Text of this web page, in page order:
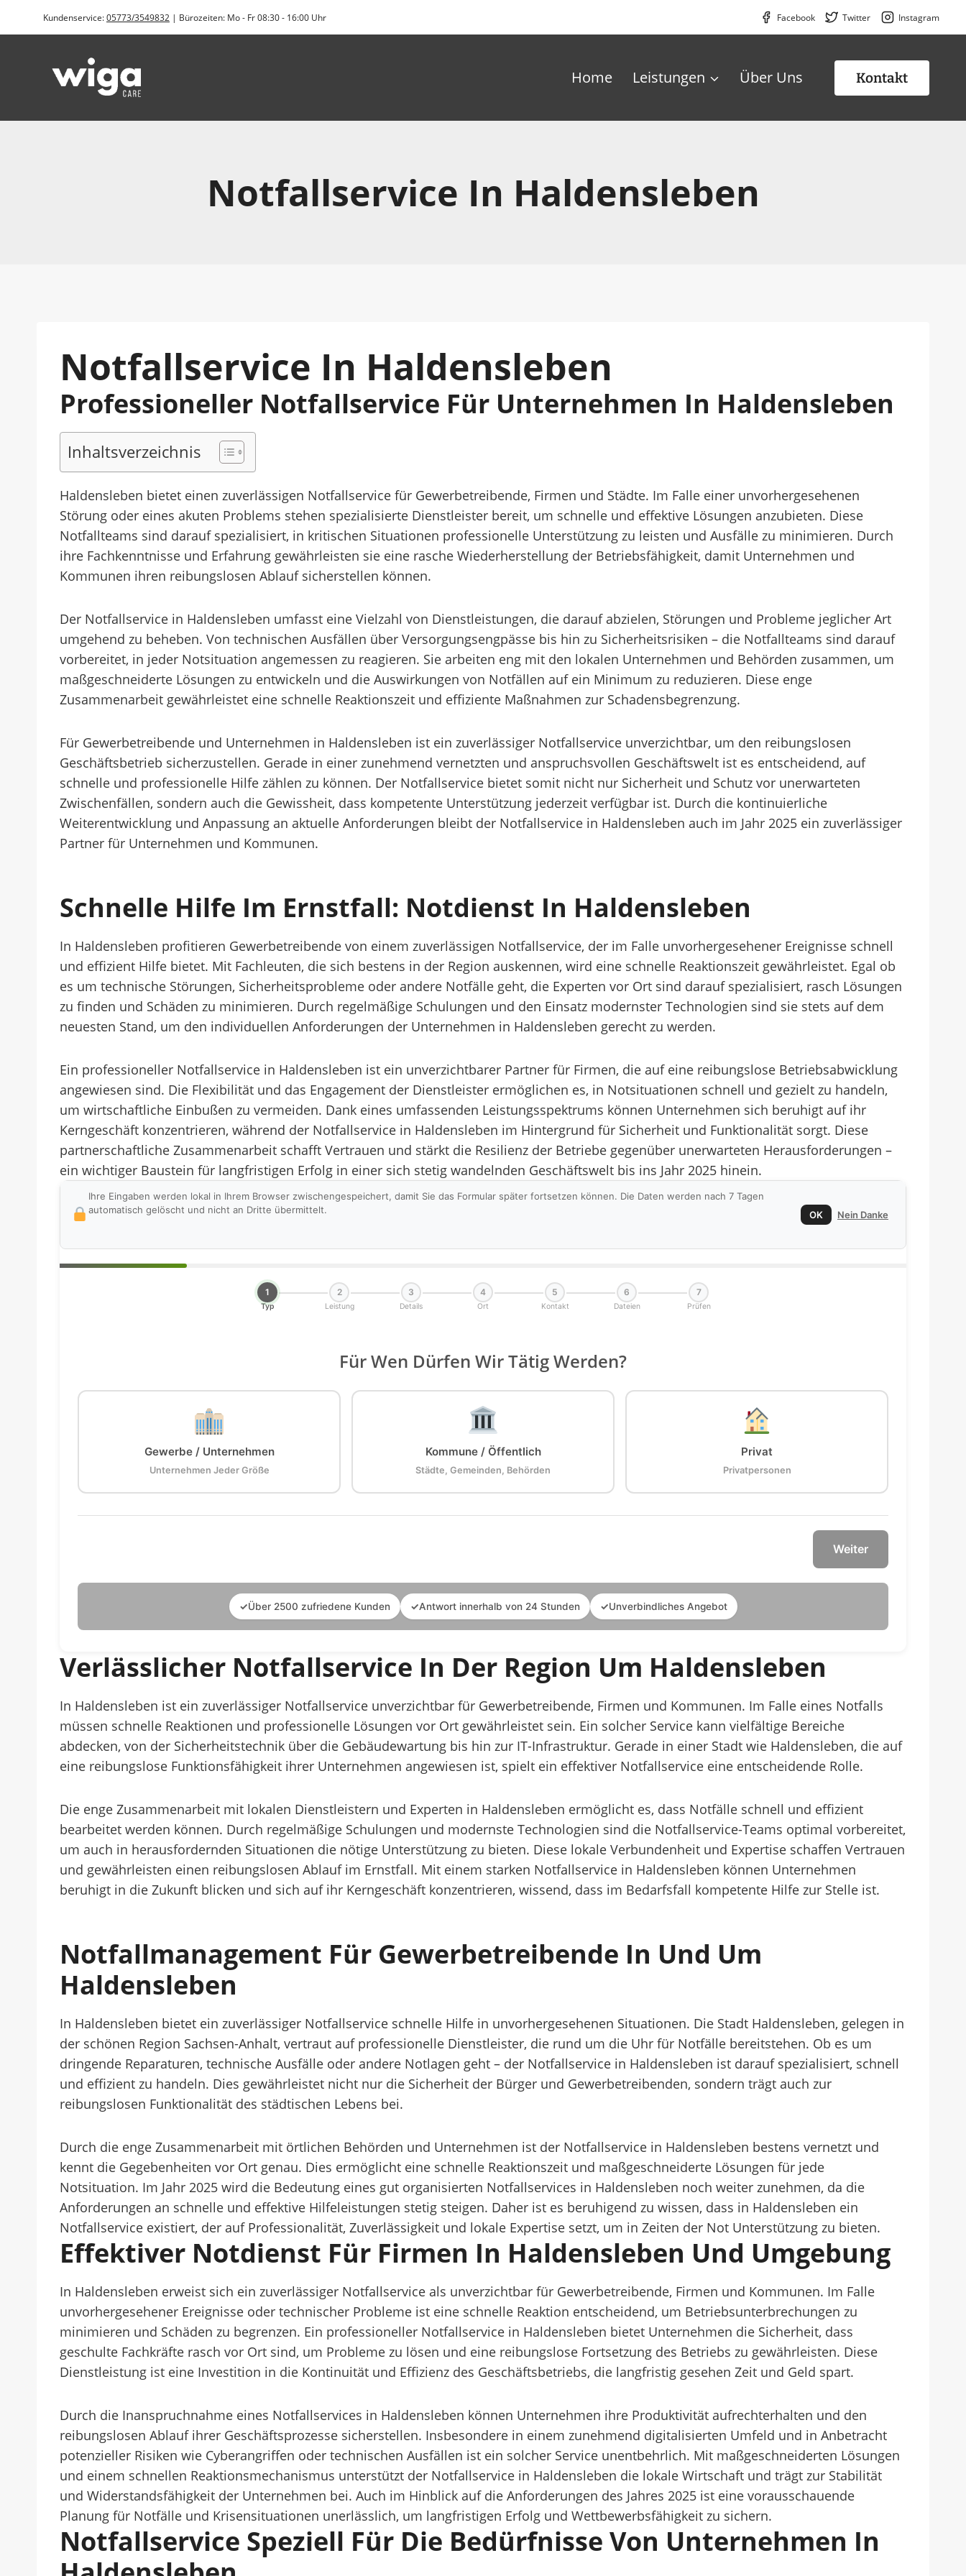
Kundenservice:05773/3549832 | Bürozeiten: Mo - Fr 08:30 - 16:00 Uhr Facebook Twitter Instagram
Home Leistungen Über Uns Kontakt
Notfallservice In Haldensleben
Notfallservice In Haldensleben
Professioneller Notfallservice Für Unternehmen In Haldensleben
Inhaltsverzeichnis
Haldensleben bietet einen zuverlässigen Notfallservice für Gewerbetreibende, Firmen und Städte. Im Falle einer unvorhergesehenen
Störung oder eines akuten Problems stehen spezialisierte Dienstleister bereit, um schnelle und effektive Lösungen anzubieten. Diese
Notfallteams sind darauf spezialisiert, in kritischen Situationen professionelle Unterstützung zu leisten und Ausfälle zu minimieren. Durch
ihre Fachkenntnisse und Erfahrung gewährleisten sie eine rasche Wiederherstellung der Betriebsfähigkeit, damit Unternehmen und
Kommunen ihren reibungslosen Ablauf sicherstellen können.
Der Notfallservice in Haldensleben umfasst eine Vielzahl von Dienstleistungen, die darauf abzielen, Störungen und Probleme jeglicher Art
umgehend zu beheben. Von technischen Ausfällen über Versorgungsengpässe bis hin zu Sicherheitsrisiken – die Notfallteams sind darauf
vorbereitet, in jeder Notsituation angemessen zu reagieren. Sie arbeiten eng mit den lokalen Unternehmen und Behörden zusammen, um
maßgeschneiderte Lösungen zu entwickeln und die Auswirkungen von Notfällen auf ein Minimum zu reduzieren. Diese enge
Zusammenarbeit gewährleistet eine schnelle Reaktionszeit und effiziente Maßnahmen zur Schadensbegrenzung.
Für Gewerbetreibende und Unternehmen in Haldensleben ist ein zuverlässiger Notfallservice unverzichtbar, um den reibungslosen
Geschäftsbetrieb sicherzustellen. Gerade in einer zunehmend vernetzten und anspruchsvollen Geschäftswelt ist es entscheidend, auf
schnelle und professionelle Hilfe zählen zu können. Der Notfallservice bietet somit nicht nur Sicherheit und Schutz vor unerwarteten
Zwischenfällen, sondern auch die Gewissheit, dass kompetente Unterstützung jederzeit verfügbar ist. Durch die kontinuierliche
Weiterentwicklung und Anpassung an aktuelle Anforderungen bleibt der Notfallservice in Haldensleben auch im Jahr 2025 ein zuverlässiger
Partner für Unternehmen und Kommunen.
Schnelle Hilfe Im Ernstfall: Notdienst In Haldensleben
In Haldensleben profitieren Gewerbetreibende von einem zuverlässigen Notfallservice, der im Falle unvorhergesehener Ereignisse schnell
und effizient Hilfe bietet. Mit Fachleuten, die sich bestens in der Region auskennen, wird eine schnelle Reaktionszeit gewährleistet. Egal ob
es um technische Störungen, Sicherheitsprobleme oder andere Notfälle geht, die Experten vor Ort sind darauf spezialisiert, rasch Lösungen
zu finden und Schäden zu minimieren. Durch regelmäßige Schulungen und den Einsatz modernster Technologien sind sie stets auf dem
neuesten Stand, um den individuellen Anforderungen der Unternehmen in Haldensleben gerecht zu werden.
Ein professioneller Notfallservice in Haldensleben ist ein unverzichtbarer Partner für Firmen, die auf eine reibungslose Betriebsabwicklung
angewiesen sind. Die Flexibilität und das Engagement der Dienstleister ermöglichen es, in Notsituationen schnell und gezielt zu handeln,
um wirtschaftliche Einbußen zu vermeiden. Dank eines umfassenden Leistungsspektrums können Unternehmen sich beruhigt auf ihr
Kerngeschäft konzentrieren, während der Notfallservice in Haldensleben im Hintergrund für Sicherheit und Funktionalität sorgt. Diese
partnerschaftliche Zusammenarbeit schafft Vertrauen und stärkt die Resilienz der Betriebe gegenüber unerwarteten Herausforderungen –
ein wichtiger Baustein für langfristigen Erfolg in einer sich stetig wandelnden Geschäftswelt bis ins Jahr 2025 hinein.
Ihre Eingaben werden lokal in Ihrem Browser zwischengespeichert, damit Sie das Formular später fortsetzen können. Die Daten werden nach 7 Tagen
automatisch gelöscht und nicht an Dritte übermittelt.
OK Nein Danke
1
Typ
2
Leistung
3
Details
4
Ort
5
Kontakt
6
Dateien
7
Prüfen
Für Wen Dürfen Wir Tätig Werden?
Gewerbe / Unternehmen
Unternehmen Jeder Größe
Kommune / Öffentlich
Städte, Gemeinden, Behörden
Privat
Privatpersonen
Weiter
✓Über 2500 zufriedene Kunden ✓Antwort innerhalb von 24 Stunden ✓Unverbindliches Angebot
Verlässlicher Notfallservice In Der Region Um Haldensleben
In Haldensleben ist ein zuverlässiger Notfallservice unverzichtbar für Gewerbetreibende, Firmen und Kommunen. Im Falle eines Notfalls
müssen schnelle Reaktionen und professionelle Lösungen vor Ort gewährleistet sein. Ein solcher Service kann vielfältige Bereiche
abdecken, von der Sicherheitstechnik über die Gebäudewartung bis hin zur IT-Infrastruktur. Gerade in einer Stadt wie Haldensleben, die auf
eine reibungslose Funktionsfähigkeit ihrer Unternehmen angewiesen ist, spielt ein effektiver Notfallservice eine entscheidende Rolle.
Die enge Zusammenarbeit mit lokalen Dienstleistern und Experten in Haldensleben ermöglicht es, dass Notfälle schnell und effizient
bearbeitet werden können. Durch regelmäßige Schulungen und modernste Technologien sind die Notfallservice-Teams optimal vorbereitet,
um auch in herausfordernden Situationen die nötige Unterstützung zu bieten. Diese lokale Verbundenheit und Expertise schaffen Vertrauen
und gewährleisten einen reibungslosen Ablauf im Ernstfall. Mit einem starken Notfallservice in Haldensleben können Unternehmen
beruhigt in die Zukunft blicken und sich auf ihr Kerngeschäft konzentrieren, wissend, dass im Bedarfsfall kompetente Hilfe zur Stelle ist.
Notfallmanagement Für Gewerbetreibende In Und Um
Haldensleben
In Haldensleben bietet ein zuverlässiger Notfallservice schnelle Hilfe in unvorhergesehenen Situationen. Die Stadt Haldensleben, gelegen in
der schönen Region Sachsen-Anhalt, vertraut auf professionelle Dienstleister, die rund um die Uhr für Notfälle bereitstehen. Ob es um
dringende Reparaturen, technische Ausfälle oder andere Notlagen geht – der Notfallservice in Haldensleben ist darauf spezialisiert, schnell
und effizient zu handeln. Dies gewährleistet nicht nur die Sicherheit der Bürger und Gewerbetreibenden, sondern trägt auch zur
reibungslosen Funktionalität des städtischen Lebens bei.
Durch die enge Zusammenarbeit mit örtlichen Behörden und Unternehmen ist der Notfallservice in Haldensleben bestens vernetzt und
kennt die Gegebenheiten vor Ort genau. Dies ermöglicht eine schnelle Reaktionszeit und maßgeschneiderte Lösungen für jede
Notsituation. Im Jahr 2025 wird die Bedeutung eines gut organisierten Notfallservices in Haldensleben noch weiter zunehmen, da die
Anforderungen an schnelle und effektive Hilfeleistungen stetig steigen. Daher ist es beruhigend zu wissen, dass in Haldensleben ein
Notfallservice existiert, der auf Professionalität, Zuverlässigkeit und lokale Expertise setzt, um in Zeiten der Not Unterstützung zu bieten.
Effektiver Notdienst Für Firmen In Haldensleben Und Umgebung
In Haldensleben erweist sich ein zuverlässiger Notfallservice als unverzichtbar für Gewerbetreibende, Firmen und Kommunen. Im Falle
unvorhergesehener Ereignisse oder technischer Probleme ist eine schnelle Reaktion entscheidend, um Betriebsunterbrechungen zu
minimieren und Schäden zu begrenzen. Ein professioneller Notfallservice in Haldensleben bietet Unternehmen die Sicherheit, dass
geschulte Fachkräfte rasch vor Ort sind, um Probleme zu lösen und eine reibungslose Fortsetzung des Betriebs zu gewährleisten. Diese
Dienstleistung ist eine Investition in die Kontinuität und Effizienz des Geschäftsbetriebs, die langfristig gesehen Zeit und Geld spart.
Durch die Inanspruchnahme eines Notfallservices in Haldensleben können Unternehmen ihre Produktivität aufrechterhalten und den
reibungslosen Ablauf ihrer Geschäftsprozesse sicherstellen. Insbesondere in einem zunehmend digitalisierten Umfeld und in Anbetracht
potenzieller Risiken wie Cyberangriffen oder technischen Ausfällen ist ein solcher Service unentbehrlich. Mit maßgeschneiderten Lösungen
und einem schnellen Reaktionsmechanismus unterstützt der Notfallservice in Haldensleben die lokale Wirtschaft und trägt zur Stabilität
und Widerstandsfähigkeit der Unternehmen bei. Auch im Hinblick auf die Anforderungen des Jahres 2025 ist eine vorausschauende
Planung für Notfälle und Krisensituationen unerlässlich, um langfristigen Erfolg und Wettbewerbsfähigkeit zu sichern.
Notfallservice Speziell Für Die Bedürfnisse Von Unternehmen In